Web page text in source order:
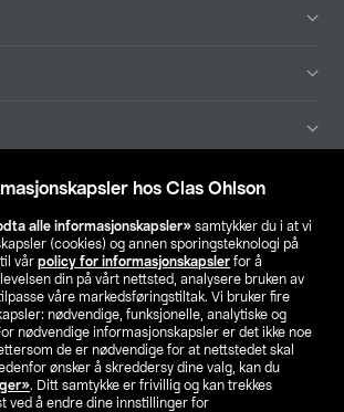
hos Clas Ohlson
alle informasjonskapsler» samtykker du i at vi
(cookies) og annen sporingsteknologi på
vår policy for informasjonskapsler for å
din på vårt nettsted, analysere bruken av
våre markedsføringstiltak. Vi bruker fire
nødvendige, funksjonelle, analytiske og
nødvendige informasjonskapsler er det ikke noe
de er nødvendige for at nettstedet skal
ønsker å skreddersy dine valg, kan du
. Ditt samtykke er frivillig og kan trekkes
ved å endre dine innstillinger for
Finn din butikk
SE NO FI